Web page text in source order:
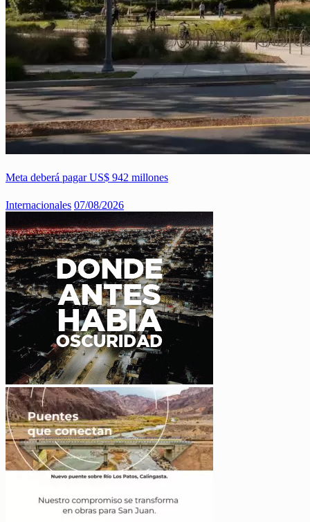
Meta deberá pagar US$ 942 millones
Internacionales 07/08/2026